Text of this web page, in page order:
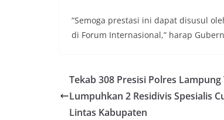
“Semoga prestasi ini dapat disusul
di Forum Internasional,” harap
Tekab 308 Presisi Polres Lampung
Lumpuhkan 2 Residivis Spesialis
Lintas Kabupaten